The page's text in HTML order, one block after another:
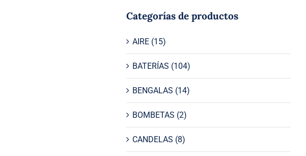
Categorías de productos
AIRE (15)
BATERÍAS (104)
BENGALAS (14)
BOMBETAS (2)
CANDELAS (8)